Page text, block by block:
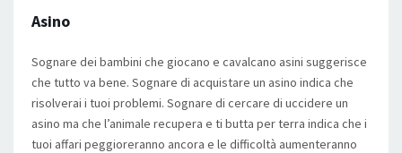
Asino
Sognare dei bambini che giocano e cavalcano asini suggerisce
che tutto va bene. Sognare di acquistare un asino indica che
risolverai i tuoi problemi. Sognare di cercare di uccidere un
asino ma che l’animale recupera e ti butta per terra indica che i
tuoi affari peggioreranno ancora e le difficoltà aumenteranno